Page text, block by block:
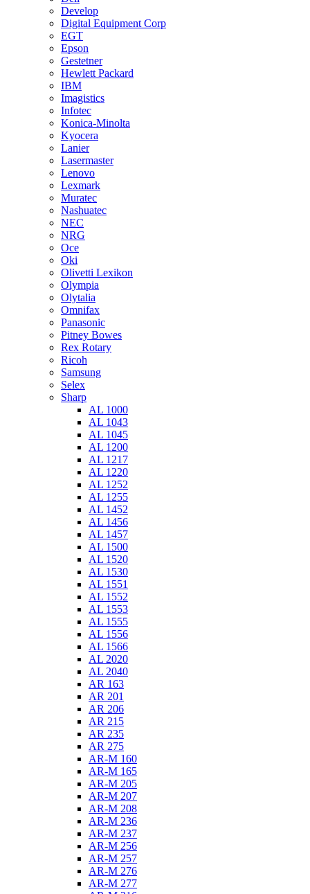
Develop
Digital Equipment Corp
EGT
Epson
Gestetner
Hewlett Packard
IBM
Imagistics
Infotec
Konica-Minolta
Kyocera
Lanier
Lasermaster
Lenovo
Lexmark
Muratec
Nashuatec
NEC
NRG
Oce
Oki
Olivetti Lexikon
Olympia
Olytalia
Omnifax
Panasonic
Pitney Bowes
Rex Rotary
Ricoh
Samsung
Selex
Sharp
AL 1000
AL 1043
AL 1045
AL 1200
AL 1217
AL 1220
AL 1252
AL 1255
AL 1452
AL 1456
AL 1457
AL 1500
AL 1520
AL 1530
AL 1551
AL 1552
AL 1553
AL 1555
AL 1556
AL 1566
AL 2020
AL 2040
AR 163
AR 201
AR 206
AR 215
AR 235
AR 275
AR-M 160
AR-M 165
AR-M 205
AR-M 207
AR-M 208
AR-M 236
AR-M 237
AR-M 256
AR-M 257
AR-M 276
AR-M 277